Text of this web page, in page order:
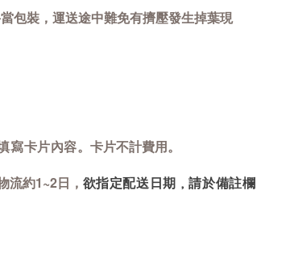
包裝，運送途中難免有擠壓發生掉葉現
寫卡片內容。卡片不計費用。
流約1~2日 ， 欲指定配送日期，請於備註欄